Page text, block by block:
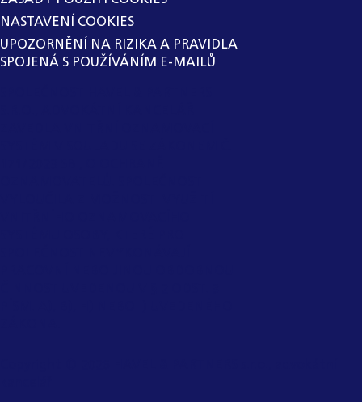
NASTAVENÍ COOKIES
UPOZORNĚNÍ NA RIZIKA A PRAVIDLA
SPOJENÁ S POUŽÍVÁNÍM E-MAILŮ